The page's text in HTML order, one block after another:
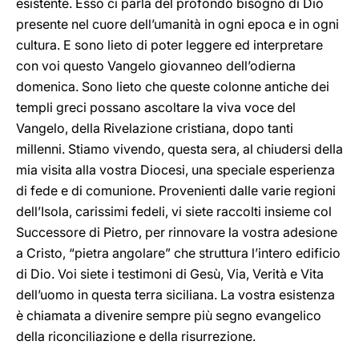
esistente. Esso ci parla del profondo bisogno di Dio
presente nel cuore dell’umanità in ogni epoca e in ogni
cultura. E sono lieto di poter leggere ed interpretare
con voi questo Vangelo giovanneo dell’odierna
domenica. Sono lieto che queste colonne antiche dei
templi greci possano ascoltare la viva voce del
Vangelo, della Rivelazione cristiana, dopo tanti
millenni. Stiamo vivendo, questa sera, al chiudersi della
mia visita alla vostra Diocesi, una speciale esperienza
di fede e di comunione. Provenienti dalle varie regioni
dell’Isola, carissimi fedeli, vi siete raccolti insieme col
Successore di Pietro, per rinnovare la vostra adesione
a Cristo, “pietra angolare” che struttura l’intero edificio
di Dio. Voi siete i testimoni di Gesù, Via, Verità e Vita
dell’uomo in questa terra siciliana. La vostra esistenza
è chiamata a divenire sempre più segno evangelico
della riconciliazione e della risurrezione.